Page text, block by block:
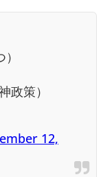
政策）
12,